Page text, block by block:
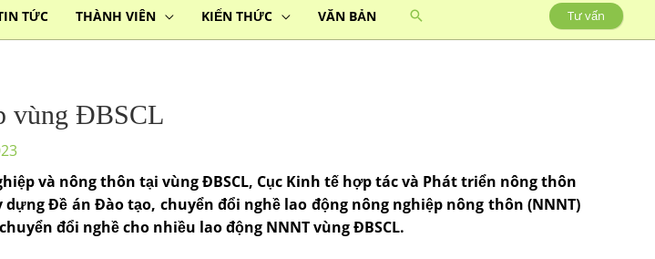
TỨC THÀNH VIÊN KIẾN THỨC VĂN BẢN Tư vấn
vùng ÐBSCL
và nông thôn tại vùng ÐBSCL, Cục Kinh tế hợp tác và Phát triển nông thôn
Ðề án Ðào tạo, chuyển đổi nghề lao động nông nghiệp nông thôn (NNNT)
đổi nghề cho nhiều lao động NNNT vùng ÐBSCL.